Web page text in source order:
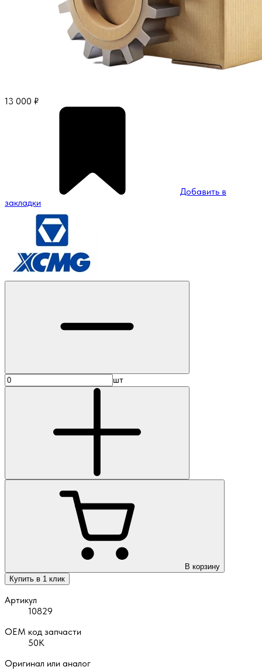
13 000 ₽
Добавить в
закладки
шт
В корзину
Купить в 1 клик
Артикул
10829
OEM код запчасти
50К
Оригинал или аналог